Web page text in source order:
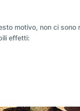
motivo, non ci
effetti: